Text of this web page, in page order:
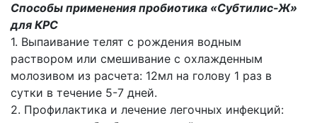
Способы применения пробиотика «Субтилис-Ж»
для КРС
1. Выпаивание телят с рождения водным
раствором или смешивание с охлажденным
молозивом из расчета: 12мл на голову 1 раз в
сутки в течение 5-7 дней.
2. Профилактика и лечение легочных инфекций: